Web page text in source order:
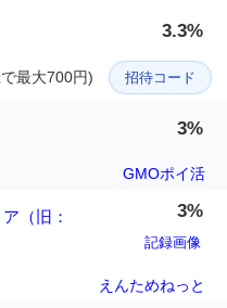
3.3%
最大700円) 招待コード
3%
GMOポイ活
（旧：
3%
記録画像
えんためねっと